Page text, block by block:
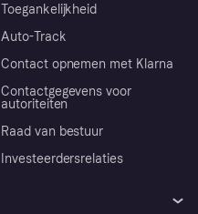
Toegankelijkheid
Auto-Track
Contact opnemen met Klarna
Contactgegevens voor
autoriteiten
Raad van bestuur
Investeerdersrelaties